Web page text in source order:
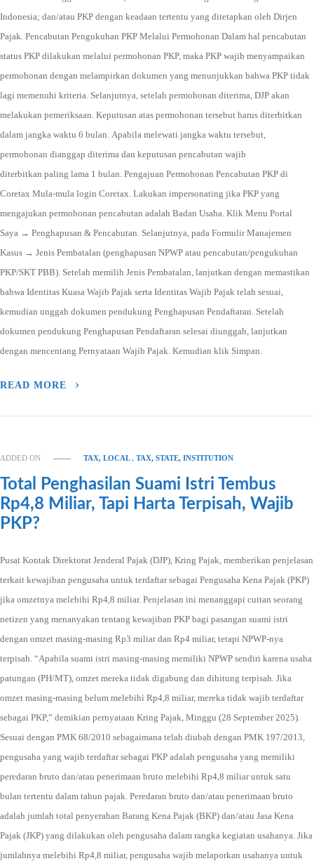
Indonesia; dan/atau PKP dengan keadaan tertentu yang ditetapkan oleh Dirjen
Pajak. Pencabutan Pengukuhan PKP Melalui Permohonan Dalam hal pencabutan
status PKP dilakukan melalui permohonan PKP, maka PKP wajib menyampaikan
permohonan dengan melampirkan dokumen yang menunjukkan bahwa PKP tidak
lagi memenuhi kriteria. Selanjutnya, setelah permohonan diterima, DJP akan
melakukan pemeriksaan. Keputusan atas permohonan tersebut harus diterbitkan
dalam jangka waktu 6 bulan. Apabila melewati jangka waktu tersebut,
permohonan dianggap diterima dan keputusan pencabutan wajib
diterbitkan paling lama 1 bulan. Pengajuan Permohonan Pencabutan PKP di
Coretax Mula-mula login Coretax. Lakukan impersonating jika PKP yang
mengajukan permohonan pencabutan adalah Badan Usaha. Klik Menu Portal
Saya → Penghapusan & Pencabutan. Selanjutnya, pada Formulir Manajemen
Kasus → Jenis Pembatalan (penghapusan NPWP atau pencabutan/pengukuhan
PKP/SKT PBB). Setelah memilih Jenis Pembatalan, lanjutkan dengan memastikan
bahwa Identitas Kuasa Wajib Pajak serta Identitas Wajib Pajak telah sesuai,
kemudian unggah dokumen pendukung Penghapusan Pendaftaran. Setelah
dokumen pendukung Penghapusan Pendaftaran selesai diunggah, lanjutkan
dengan mencentang Pernyataan Wajib Pajak. Kemudian klik Simpan.
READ MORE
ADDED ON TAX, LOCAL,TAX, STATE, INSTITUTION
Total Penghasilan Suami Istri Tembus
Rp4,8 Miliar, Tapi Harta Terpisah, Wajib
PKP?
Pusat Kontak Direktorat Jenderal Pajak (DJP), Kring Pajak, memberikan penjelasan
terkait kewajiban pengusaha untuk terdaftar sebagai Pengusaha Kena Pajak (PKP)
jika omzetnya melebihi Rp4,8 miliar. Penjelasan ini menanggapi cuitan seorang
netizen yang menanyakan tentang kewajiban PKP bagi pasangan suami istri
dengan omzet masing-masing Rp3 miliar dan Rp4 miliar, tetapi NPWP-nya
terpisah. “Apabila suami istri masing-masing memiliki NPWP sendiri karena usaha
patungan (PH/MT), omzet mereka tidak digabung dan dihitung terpisah. Jika
omzet masing-masing belum melebihi Rp4,8 miliar, mereka tidak wajib terdaftar
sebagai PKP,” demikian pernyataan Kring Pajak, Minggu (28 September 2025).
Sesuai dengan PMK 68/2010 sebagaimana telah diubah dengan PMK 197/2013,
pengusaha yang wajib terdaftar sebagai PKP adalah pengusaha yang memiliki
peredaran bruto dan/atau penerimaan bruto melebihi Rp4,8 miliar untuk satu
bulan tertentu dalam tahun pajak. Peredaran bruto dan/atau penerimaan bruto
adalah jumlah total penyerahan Barang Kena Pajak (BKP) dan/atau Jasa Kena
Pajak (JKP) yang dilakukan oleh pengusaha dalam rangka kegiatan usahanya. Jika
jumlahnya melebihi Rp4,8 miliar, pengusaha wajib melaporkan usahanya untuk